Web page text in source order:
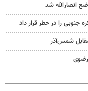
انصارالله شد
جنوبی را در خطر قرار داد
رضوی